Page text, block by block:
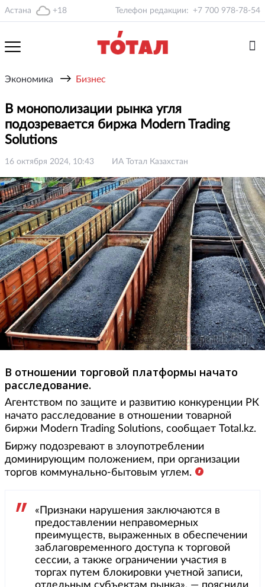
Астана +18 Телефон редакции: +7 700 978-78-54
Экономика → Бизнес
В монополизации рынка угля
подозревается биржа Modern Trading
Solutions
16 октября 2024, 10:43 ИА Тотал Казахстан
В отношении торговой платформы начато
расследование.
Агентством по защите и развитию конкуренции РК
начато расследование в отношении товарной
биржи Modern Trading Solutions, сообщает Total.kz.
Биржу подозревают в злоупотреблении
доминирующим положением, при организации
торгов коммунально-бытовым углем.
«Признаки нарушения заключаются в
предоставлении неправомерных
преимуществ, выраженных в обеспечении
заблаговременного доступа к торговой
сессии, а также ограничении участия в
торгах путем блокировки учетной записи,